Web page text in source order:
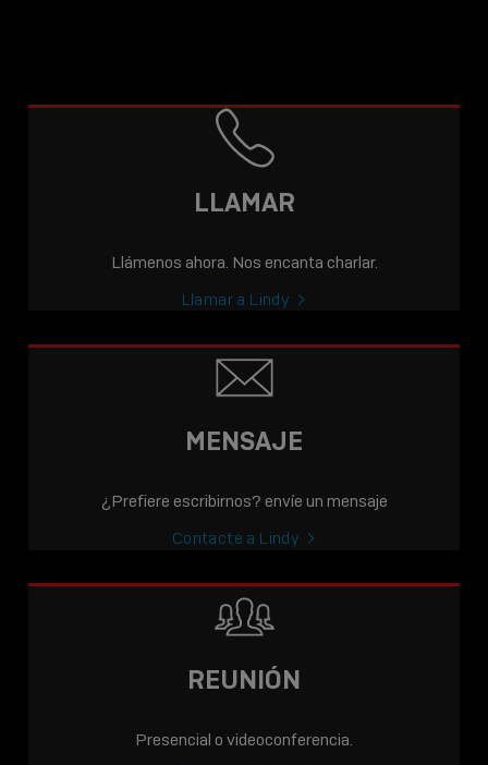
LLAMAR
Llámenos ahora. Nos encanta charlar.
Llamar a Lindy
MENSAJE
¿Prefiere escribirnos? envíe un mensaje
Contacte a Lindy
REUNIÓN
Presencial o videoconferencia.